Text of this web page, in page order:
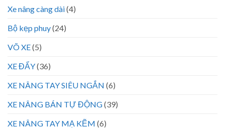
Xe nâng càng dài(4)
Bộ kẹp phuy(24)
VÕ XE(5)
XE ĐẨY(36)
XE NÂNG TAY SIÊU NGẮN (6)
XE NÂNG BÁN TỰ ĐỘNG(39)
XE NÂNG TAY MẠ KẼM (6)